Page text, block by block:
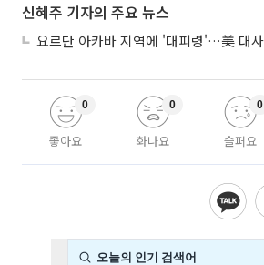
신혜주 기자의 주요 뉴스
좋아요
0
화나요
0
슬퍼요
0